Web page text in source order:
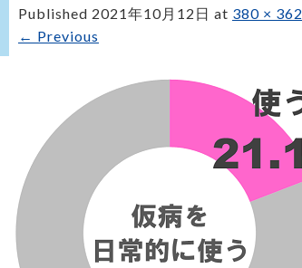
Published 2021年10月12日 at 380 × 362
← Previous